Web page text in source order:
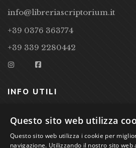
info@libreriascriptorium.it
+39 0376 363774
+39 339 2280442
INFO UTILI
CONDIZIONI DI VENDITA
PRIVACY POLICY
Questo sito web utilizza
Questo sito web utilizza i cookie per
navigazione. Utilizzando il nostro sito web